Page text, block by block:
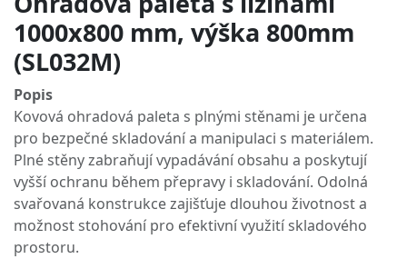
1000x800 mm, výška 800mm
(SL032M)
Popis
Kovová ohradová paleta s plnými stěnami je určena
pro bezpečné skladování a manipulaci s materiálem.
Plné stěny zabraňují vypadávání obsahu a poskytují
vyšší ochranu během přepravy i skladování. Odolná
svařovaná konstrukce zajišťuje dlouhou životnost a
možnost stohování pro efektivní využití skladového
prostoru.